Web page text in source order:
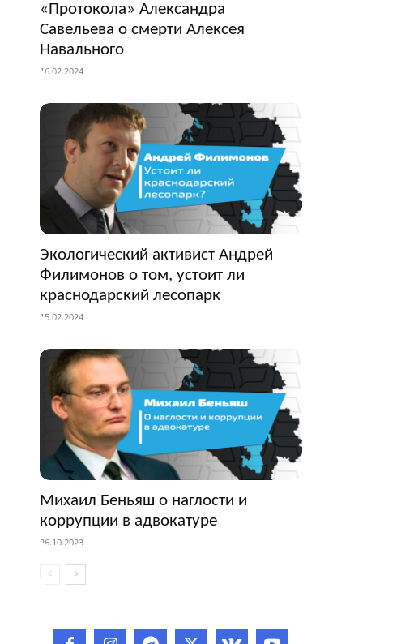
«Протокола» Александра
Савельева о смерти Алексея
Навального
16.02.2024
Экологический активист Андрей
Филимонов о том, устоит ли
краснодарский лесопарк
15.02.2024
Михаил Беньяш о наглости и
коррупции в адвокатуре
26.10.2023